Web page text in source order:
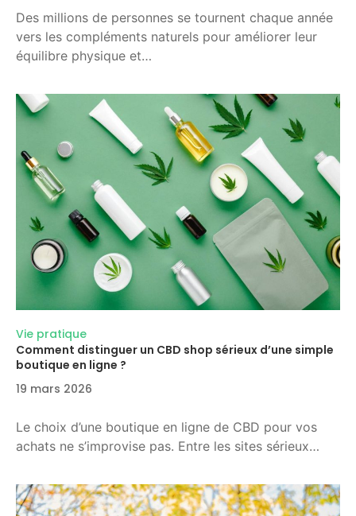
Des millions de personnes se tournent chaque année
vers les compléments naturels pour améliorer leur
équilibre physique et…
Vie pratique
Comment distinguer un CBD shop sérieux d’une simple
boutique en ligne ?
19 mars 2026
Le choix d’une boutique en ligne de CBD pour vos
achats ne s’improvise pas. Entre les sites sérieux…